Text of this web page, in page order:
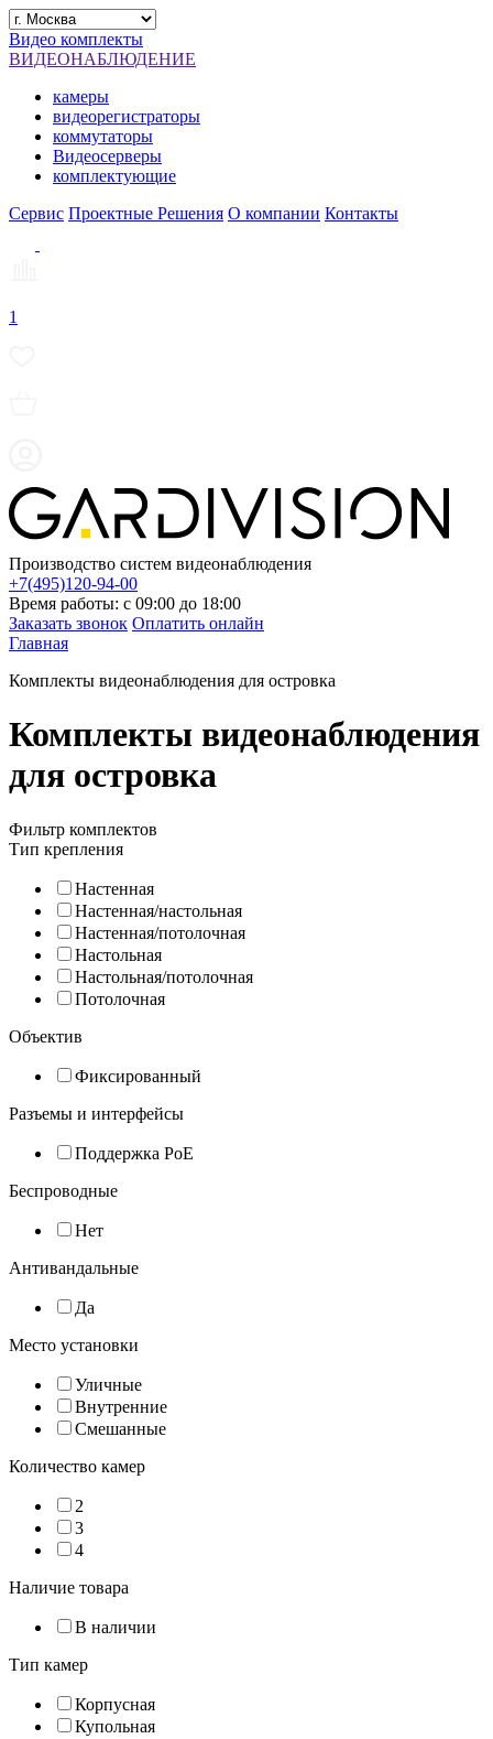
Видео комплекты
ВИДЕОНАБЛЮДЕНИЕ
камеры
видеорегистраторы
коммутаторы
Видеосерверы
комплектующие
Сервис Проектные Решения О компании Контакты
1
Производство систем видеонаблюдения
+7(495)120-94-00
Время работы: с 09:00 до 18:00
Заказать звонок Оплатить онлайн
Главная
Комплекты видеонаблюдения для островка
Комплекты видеонаблюдения
для островка
Фильтр комплектов
Тип крепления
Настенная
Настенная/настольная
Настенная/потолочная
Настольная
Настольная/потолочная
Потолочная
Объектив
Фиксированный
Разъемы и интерфейсы
Поддержка PoE
Беспроводные
Нет
Антивандальные
Да
Место установки
Уличные
Внутренние
Смешанные
Количество камер
2
3
4
Наличие товара
В наличии
Тип камер
Корпусная
Купольная